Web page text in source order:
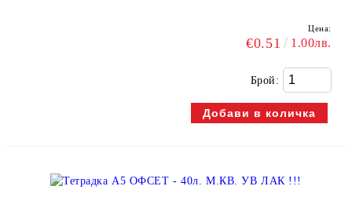
Цена:
€0.51 1.00лв.
Брой: